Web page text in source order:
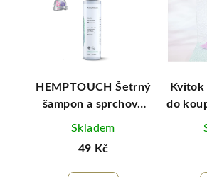
HEMPTOUCH Šetrný
šampon a sprchový
Skladem
49 Kč
Kvitok
do